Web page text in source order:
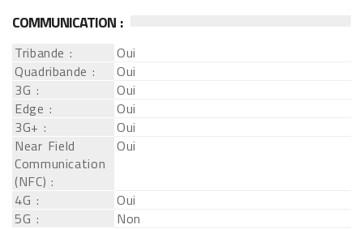
COMMUNICATION :
Tribande :
Oui
Quadribande :
Oui
3G :
Oui
Edge :
Oui
3G+ :
Oui
Near Field
Communication
(NFC) :
Oui
4G :
Oui
5G :
Non